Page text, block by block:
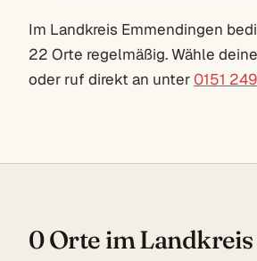
Im Landkreis Emmendingen
22 Orte regelmäßig. Wähle
oder ruf direkt an unter 0151
0 Orte im Landkreis